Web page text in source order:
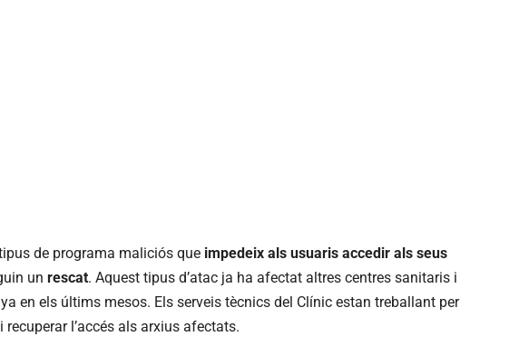
de programa maliciós que impedeix als usuaris accedir als seus
un rescat. Aquest tipus d’atac ja ha afectat altres centres sanitaris i
en els últims mesos. Els serveis tècnics del Clínic estan treballant per
l’accés als arxius afectats.